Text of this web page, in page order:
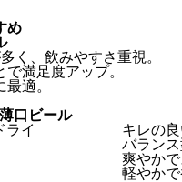
め
く、飲みやすさ重視。
満足度アップ。
適。
口ビール
ライ
キレの
バラン
爽やか
軽やか